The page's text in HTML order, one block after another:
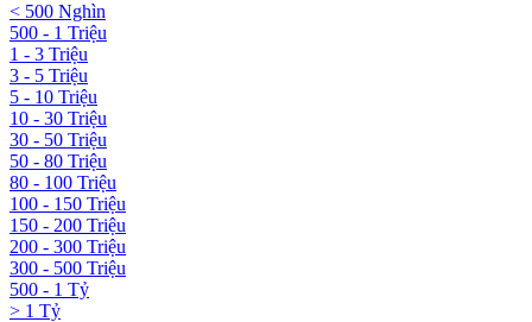
< 500 Nghìn
500 - 1 Triệu
1 - 3 Triệu
3 - 5 Triệu
5 - 10 Triệu
10 - 30 Triệu
30 - 50 Triệu
50 - 80 Triệu
80 - 100 Triệu
100 - 150 Triệu
150 - 200 Triệu
200 - 300 Triệu
300 - 500 Triệu
500 - 1 Tỷ
> 1 Tỷ